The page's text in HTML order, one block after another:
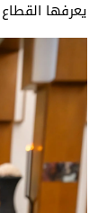
يعرفها